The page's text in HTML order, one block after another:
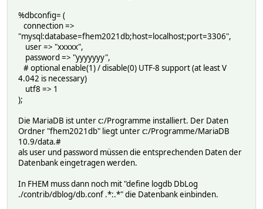
%dbconfig= (
connection =>
"mysql:database=fhem2021db;host=localhost;port=3306",
user => "xxxxx",
password => "yyyyyyy",
# optional enable(1) / disable(0) UTF-8 support (at least V
4.042 is necessary)
utf8 => 1
);
Die MariaDB ist unter c:/Programme installiert. Der Daten
Ordner "fhem2021db" liegt unter c:/Programme/MariaDB
10.9/data.#
als user und password müssen die entsprechenden Daten der
Datenbank eingetragen werden.
In FHEM muss dann noch mit "define logdb DbLog
./contrib/dblog/db.conf .*:.*" die Datenbank einbinden.